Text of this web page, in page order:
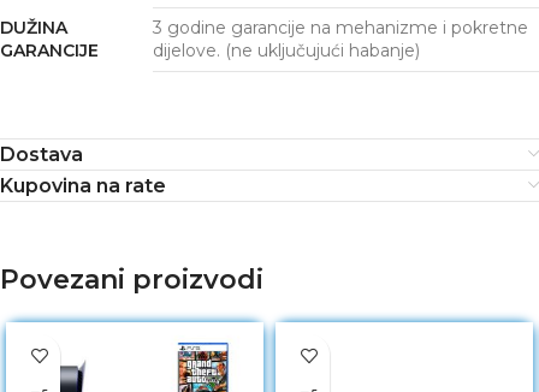
DUŽINA
GARANCIJE
3 godine garancije na mehanizme i pokretne
dijelove. (ne uključujući habanje)
Dostava
Kupovina na rate
Povezani proizvodi